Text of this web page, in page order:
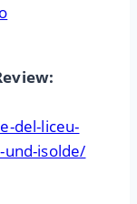
del-liceu-
und-isolde/